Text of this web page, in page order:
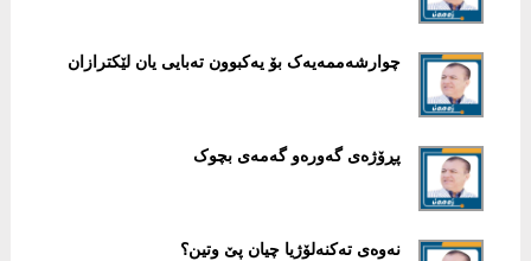
چوارشەممەیەک بۆ یەکبوون تەبایی یان لێکترازان
پڕۆژەی گەورەو گەمەی بچوک
نەوەی تەکنەلۆژیا چیان پێ وتین؟